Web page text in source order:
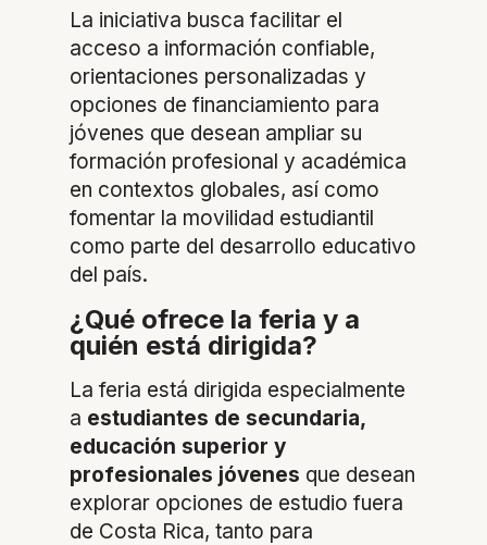
La iniciativa busca facilitar el
acceso a información confiable,
orientaciones personalizadas y
opciones de financiamiento para
jóvenes que desean ampliar su
formación profesional y académica
en contextos globales, así como
fomentar la movilidad estudiantil
como parte del desarrollo educativo
del país.
¿Qué ofrece la feria y a
quién está dirigida?
La feria está dirigida especialmente
a estudiantes de secundaria,
educación superior y
profesionales jóvenes que desean
explorar opciones de estudio fuera
de Costa Rica, tanto para